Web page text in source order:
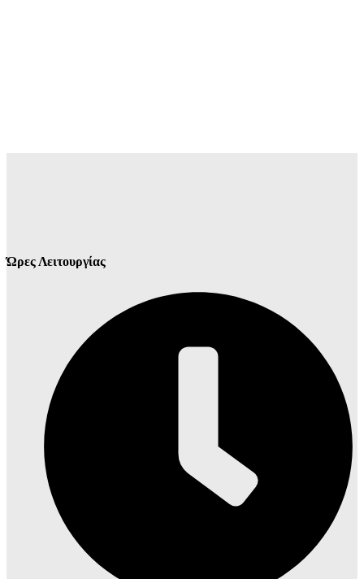
Ώρες Λειτουργίας